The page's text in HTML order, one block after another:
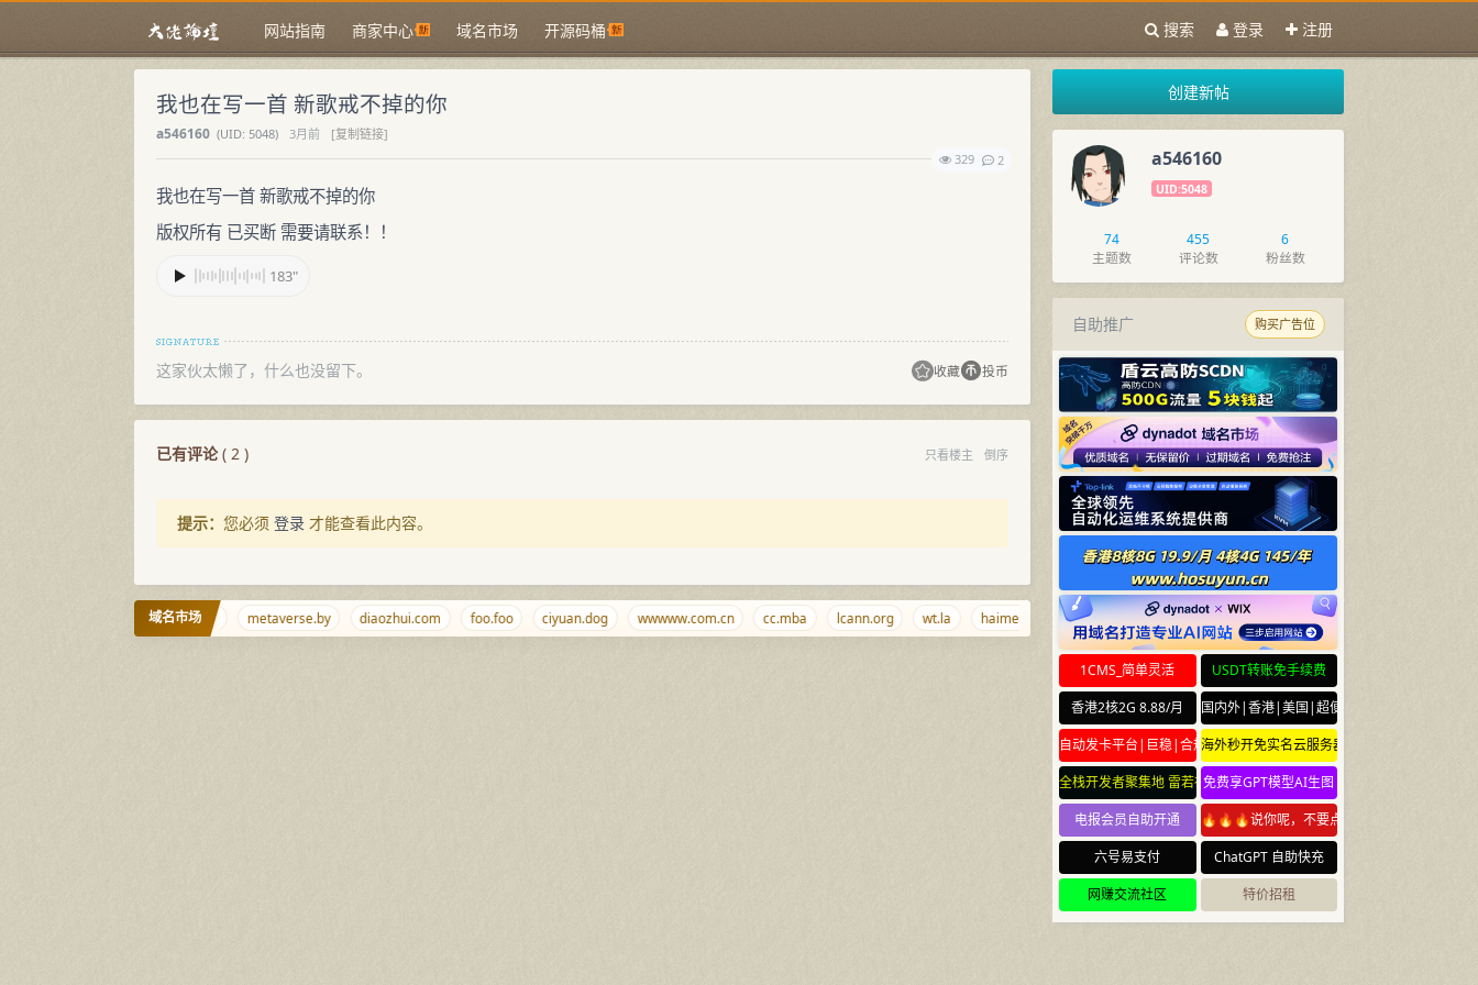
网站指南 商家中心 域名市场 开源码桶 搜索 登录 注册
我也在写一首 新歌戒不掉的你
a546160 (UID: 5048) 3月前
[复制链接]
329
2
我也在写一首 新歌戒不掉的你
版权所有 已买断 需要请联系！！
183"
这家伙太懒了，什么也没留下。 收藏 投币
已有评论( 2 ) 只看楼主 倒序
提示： 您必须 登录 才能查看此内容。
域名市场
j9.xyz metaverse.by diaozhui.com foo.foo ciyuan.dog wwwww.com.cn cc.mba lcann.org wt.la haimen.net lhz.net aizhaocha.com hhwh.com
创建新帖
a546160
UID:5048
74
主题数
455
评论数
6
粉丝数
自助推广 购买广告位
1CMS_简单灵活
USDT转账免手续费
香港2核2G 8.88/月
国内外|香港|美国|超便宜云服务器
自动发卡平台|巨稳|合规海外秒开免实名云服务器
全栈开发者聚集地 雷若社区 leiruo.com
免费享GPT模型AI生图
电报会员自助开通
🔥🔥🔥说你呢，不要点🔥🔥🔥
六号易支付
ChatGPT 自助快充
网赚交流社区
特价招租